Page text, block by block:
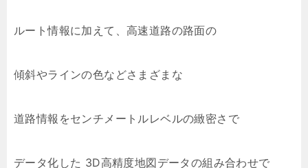
ルート情報に加えて、高速道路の路面の
傾斜やラインの色などさまざまな
道路情報をセンチメートルレベルの緻密さで
データ化した 3D高精度地図データの組み合わせで